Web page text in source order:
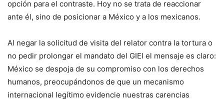
opción para el contraste. Hoy no se trata de reaccionar
ante él, sino de posicionar a México y a los mexicanos.
Al negar la solicitud de visita del relator contra la tortura o
no pedir prolongar el mandato del GIEI el mensaje es claro:
México se despoja de su compromiso con los derechos
humanos, preocupándonos de que un mecanismo
internacional legítimo evidencie nuestras carencias